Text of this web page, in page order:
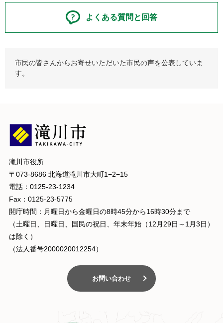
よくある質問と回答
市民の皆さんからお寄せいただいた市民の声を公表していま
す。
滝川市役所
〒073-8686 北海道滝川市大町1−2−15
電話：0125-23-1234
Fax：0125-23-5775
開庁時間：月曜日から金曜日の8時45分から16時30分まで
（土曜日、日曜日、国民の祝日、年末年始（12月29日～1月3日）
は除く）
（法人番号2000020012254）
お問い合わせ